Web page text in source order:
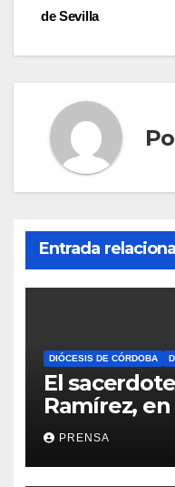
de Sevilla
Entrada
DIÓCESIS DE CÓRDOBA
El
Ramírez,
Iglesia
PRENSA